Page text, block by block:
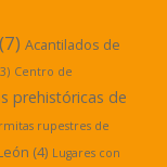
(7) Acantilados de
Centro de
prehistóricas de
rupestres de
(4) Lugares con